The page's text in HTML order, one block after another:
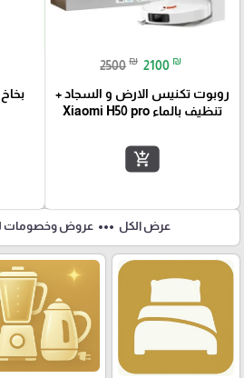
2500 ₪ 2100 ₪
روبوت تكنيس الارض و السجاد +
تنظيف بالماء Xiaomi H50 pro
add_shopping_cart
عرض الكل more_horiz عروض وخصومات